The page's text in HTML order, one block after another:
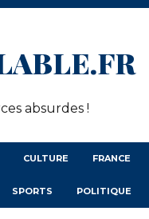
absurdes !
CULTURE FRANCE
SPORTS POLITIQUE